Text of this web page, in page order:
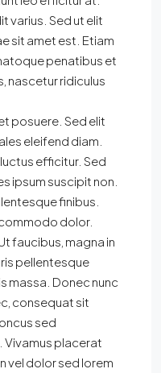
varius. Sed ut elit
sit amet est. Etiam
penatibus et
nascetur ridiculus
posuere. Sed elit
eleifend diam.
efficitur. Sed
ipsum suscipit non.
finibus.
dolor.
faucibus, magna in
pellentesque
massa. Donec nunc
consequat sit
sed
Vivamus placerat
vel dolor sed lorem